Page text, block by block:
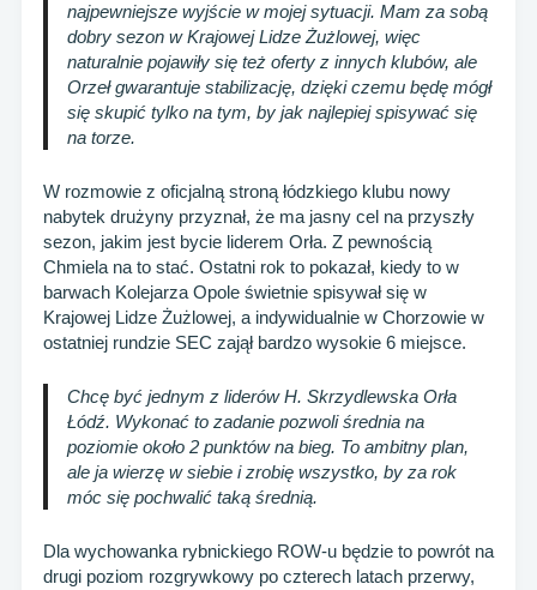
najpewniejsze wyjście w mojej sytuacji. Mam za sobą
dobry sezon w Krajowej Lidze Żużlowej, więc
naturalnie pojawiły się też oferty z innych klubów, ale
Orzeł gwarantuje stabilizację, dzięki czemu będę mógł
się skupić tylko na tym, by jak najlepiej spisywać się
na torze.
W rozmowie z oficjalną stroną łódzkiego klubu nowy
nabytek drużyny przyznał, że ma jasny cel na przyszły
sezon, jakim jest bycie liderem Orła. Z pewnością
Chmiela na to stać. Ostatni rok to pokazał, kiedy to w
barwach Kolejarza Opole świetnie spisywał się w
Krajowej Lidze Żużlowej, a indywidualnie w Chorzowie w
ostatniej rundzie SEC zajął bardzo wysokie 6 miejsce.
Chcę być jednym z liderów H. Skrzydlewska Orła
Łódź. Wykonać to zadanie pozwoli średnia na
poziomie około 2 punktów na bieg. To ambitny plan,
ale ja wierzę w siebie i zrobię wszystko, by za rok
móc się pochwalić taką średnią.
Dla wychowanka rybnickiego ROW-u będzie to powrót na
drugi poziom rozgrywkowy po czterech latach przerwy,